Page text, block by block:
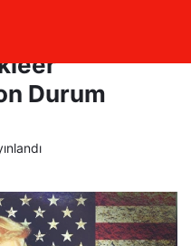
İddia Etti,
Durum